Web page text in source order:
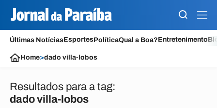
Últimas NotíciasEsportesPolíticaQual a Boa?Entretenimento
Home>dado villa-lobos
Resultados para a tag:
dado villa-lobos